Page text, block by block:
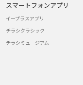
スマートフォンアプリ
イープラスアプリ
チラシクラシック
チラシミュージアム